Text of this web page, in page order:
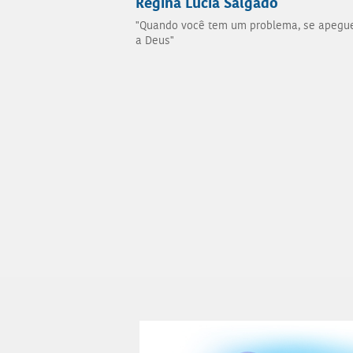
"Quando você tem um problema, se
a Deus"